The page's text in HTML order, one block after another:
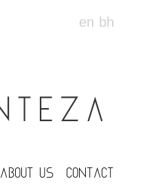
en bh
ABOUT US CONTACT